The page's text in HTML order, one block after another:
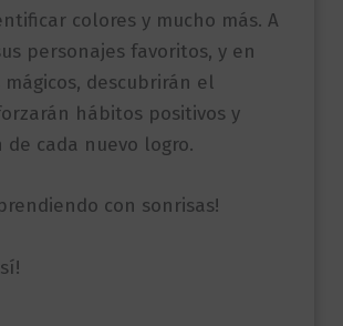
colores y mucho más. A
personajes favoritos, y en
mágicos, descubrirán el
hábitos positivos y
cada nuevo logro.
con sonrisas!